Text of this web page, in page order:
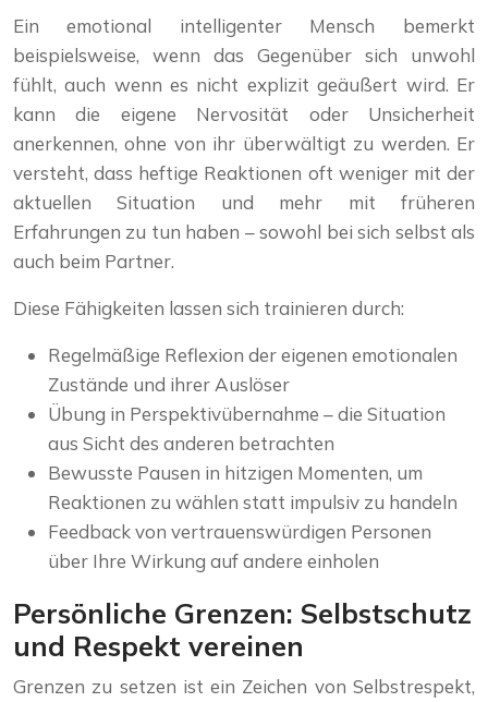
Ein emotional intelligenter Mensch bemerkt
beispielsweise, wenn das Gegenüber sich unwohl
fühlt, auch wenn es nicht explizit geäußert wird. Er
kann die eigene Nervosität oder Unsicherheit
anerkennen, ohne von ihr überwältigt zu werden. Er
versteht, dass heftige Reaktionen oft weniger mit der
aktuellen Situation und mehr mit früheren
Erfahrungen zu tun haben – sowohl bei sich selbst als
auch beim Partner.
Diese Fähigkeiten lassen sich trainieren durch:
Regelmäßige Reflexion der eigenen emotionalen
Zustände und ihrer Auslöser
Übung in Perspektivübernahme – die Situation
aus Sicht des anderen betrachten
Bewusste Pausen in hitzigen Momenten, um
Reaktionen zu wählen statt impulsiv zu handeln
Feedback von vertrauenswürdigen Personen
über Ihre Wirkung auf andere einholen
Persönliche Grenzen: Selbstschutz
und Respekt vereinen
Grenzen zu setzen ist ein Zeichen von Selbstrespekt,